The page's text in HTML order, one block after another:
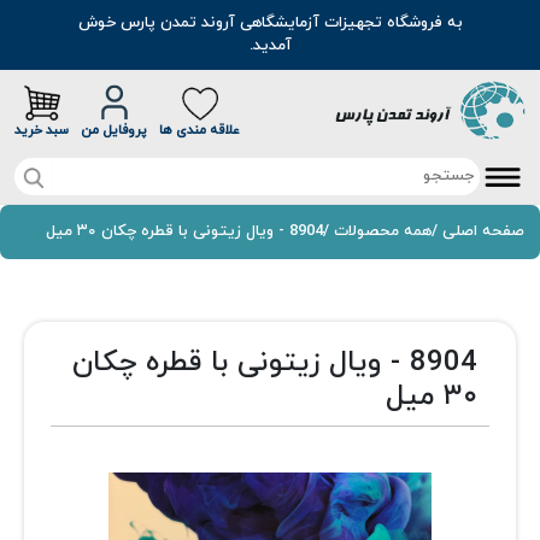
به فروشگاه تجهیزات آزمایشگاهی آروند تمدن پارس خوش
آمدید.
علاقه مندی ها پروفایل من سبد خرید
صفحه اصلی
موادشیمیایی
اسانس
مطالب
درباره ما
صفحه اصلی /همه محصولات /8904 - ویال زیتونی با قطره چکان ۳۰ میل
8904 - ویال زیتونی با قطره چکان
۳۰ میل